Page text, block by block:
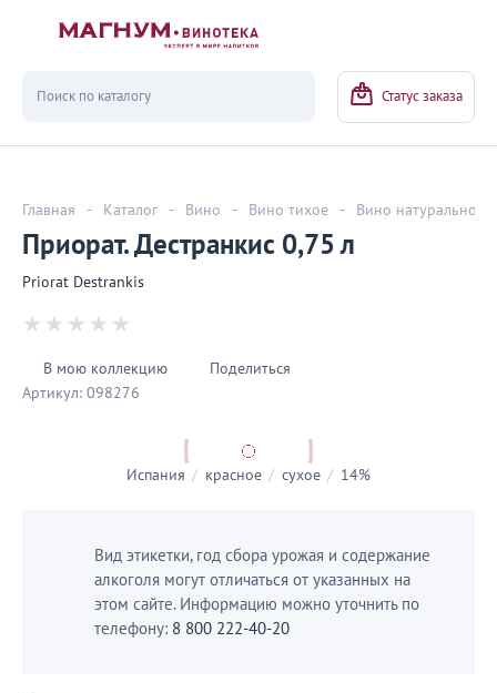
Статус заказа
Главная - Каталог - Вино - Вино тихое - Вино натуральное
Приорат. Дестранкис 0,75 л
Priorat Destrankis
В мою коллекцию
Поделиться
Артикул: 098276
Испания / красное / сухое / 14%
Вид этикетки, год сбора урожая и содержание
алкоголя могут отличаться от указанных на
этом сайте. Информацию можно уточнить по
телефону: 8 800 222-40-20